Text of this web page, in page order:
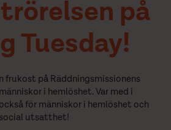
på
Tuesday!
frukost på Räddningsmissionens
i hemlöshet. Var med i
för människor i hemlöshet och
social utsatthet!